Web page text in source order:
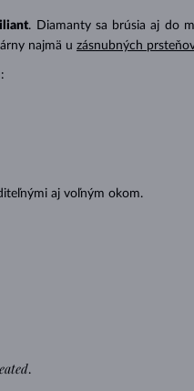
. Diamanty sa brúsia aj do
najmä u zásnubných
aj voľným okom.
.